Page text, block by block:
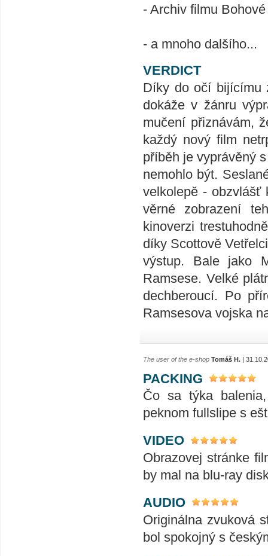
- Archiv filmu
- a mnoho dalšího...
VERDICT
Díky do očí bijícímu
dokáže v žánru
mučení přiznávám,
každý nový film
příběh je vyprávěný
nemohlo být.
velkolepě - obzvlášť
věrné zobrazení
kinoverzi
díky Scottově
výstup. Bale jako
Ramsese. Velké
dechberoucí. Po
Ramsesova vojska
The user of the e-shop Tomáš H. |
PACKING
Čo sa týka
peknom fullslipe s
VIDEO
Obrazovej stránke
by mal na blu-ray
AUDIO
Originálna zvuková
bol spokojný s